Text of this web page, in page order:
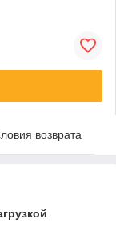
возврата